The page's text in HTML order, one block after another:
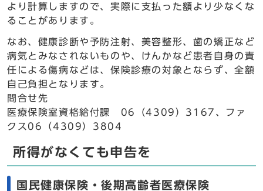
より計算しますので、実際に支払った額より少なくな
ることがあります。
なお、健康診断や予防注射、美容整形、歯の矯正など
病気とみなされないものや、けんかなど患者自身の責
任による傷病などは、保険診療の対象とならず、全額
自己負担となります。
問合せ先
医療保険室資格給付課 06（4309）3167、ファ
クス06（4309）3804
所得がなくても申告を
国民健康保険・後期高齢者医療保険